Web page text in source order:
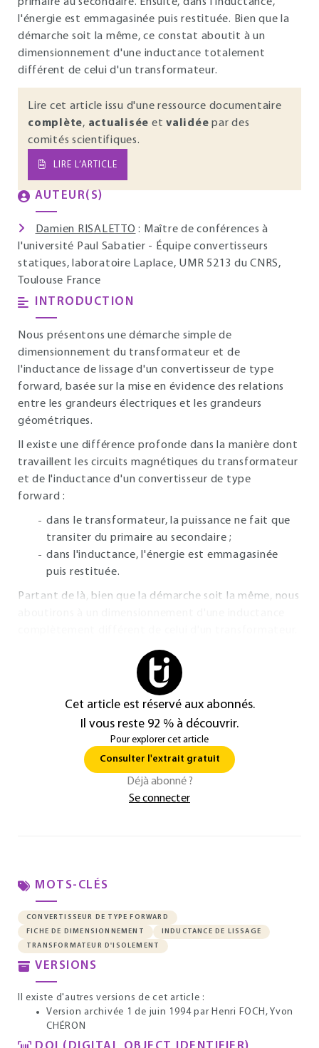
l'énergie est emmagasinée puis restituée. Bien que la
démarche soit la même, ce constat aboutit à un
dimensionnement d'une inductance totalement
différent de celui d'un transformateur.
Lire cet article issu d'une ressource documentaire
complète, actualisée et validée par des
comités scientifiques.
LIRE L’ARTICLE
AUTEUR(S)
Damien RISALETTO : Maître de conférences à
l'université Paul Sabatier - Équipe convertisseurs
statiques, laboratoire Laplace, UMR 5213 du CNRS,
Toulouse France
INTRODUCTION
Nous présentons une démarche simple de
dimensionnement du transformateur et de
l'inductance de lissage d'un convertisseur de type
forward, basée sur la mise en évidence des relations
entre les grandeurs électriques et les grandeurs
géométriques.
Il existe une différence profonde dans la manière dont
travaillent les circuits magnétiques du transformateur
et de l'inductance d'un convertisseur de type
forward :
dans le transformateur, la puissance ne fait que
transiter du primaire au secondaire ;
dans l'inductance, l'énergie est emmagasinée
puis restituée.
Partant de là, bien que la démarche soit la même, nous
Cet article est réservé aux abonnés.
Il vous reste 92 % à découvrir.
Pour explorer cet article
Consulter l'extrait gratuit
Déjà abonné ?
Se connecter
MOTS-CLÉS
CONVERTISSEUR DE TYPE FORWARD
FICHE DE DIMENSIONNEMENT
INDUCTANCE DE LISSAGE
TRANSFORMATEUR D'ISOLEMENT
VERSIONS
Il existe d'autres versions de cet article :
Version archivée 1 de juin 1994par Henri FOCH, Yvon
CHÉRON